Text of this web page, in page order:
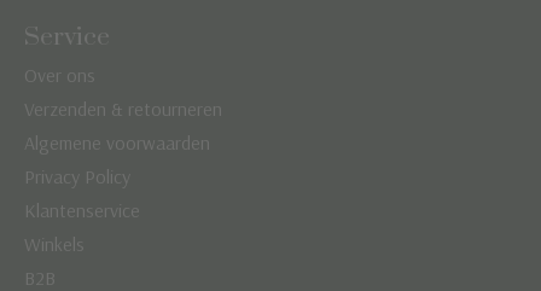
Service
Over ons
Verzenden & retourneren
Algemene voorwaarden
Privacy Policy
Klantenservice
Winkels
B2B